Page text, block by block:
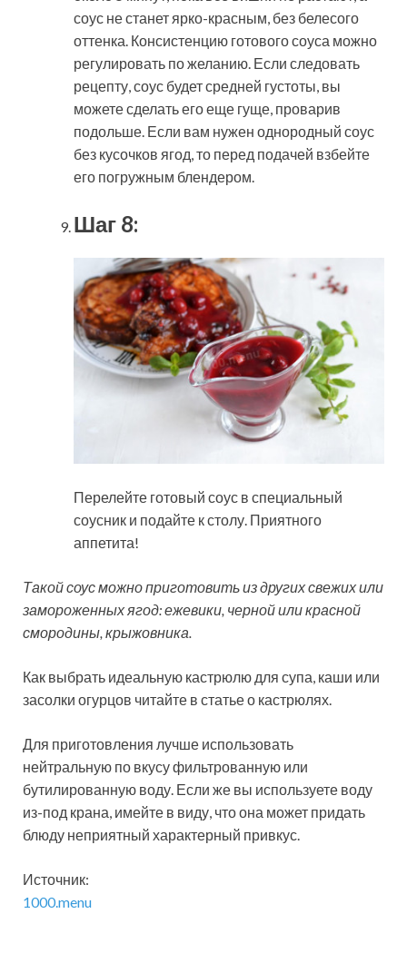
соус не станет ярко-красным, без белесого
оттенка. Консистенцию готового соуса можно
регулировать по желанию. Если следовать
рецепту, соус будет средней густоты, вы
можете сделать его еще гуще, проварив
подольше. Если вам нужен однородный соус
без кусочков ягод, то перед подачей взбейте
его погружным блендером.
Шаг 8:
Перелейте готовый соус в специальный
соусник и подайте к столу. Приятного
аппетита!
Такой соус можно приготовить из других свежих или
замороженных ягод: ежевики, черной или красной
смородины, крыжовника.
Как выбрать идеальную кастрюлю для супа, каши или
засолки огурцов читайте в статье о кастрюлях.
Для приготовления лучше использовать
нейтральную по вкусу фильтрованную или
бутилированную воду. Если же вы используете воду
из-под крана, имейте в виду, что она может придать
блюду неприятный характерный привкус.
Источник:
1000.menu